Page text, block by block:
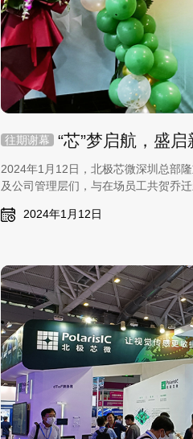
往期谢幕
2024年1月12日，北极芯微深圳总部
及公司管理层们，与在场员工共贺乔迁
2024年1月12日